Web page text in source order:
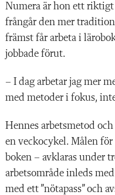
Numera är hon ett riktigt
frångår den mer
främst får arbeta i
jobbade förut.
– I dag arbetar jag mer
med metoder i fokus,
Hennes arbetsmetod
en veckocykel. Målen
boken – avklaras under
arbetsområde inleds
med ett ”nötapass” och